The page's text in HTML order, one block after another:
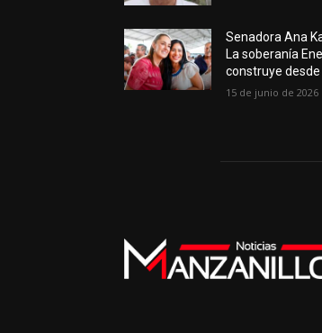
Senadora Ana
La soberanía
construye desde
15 de junio de 2026